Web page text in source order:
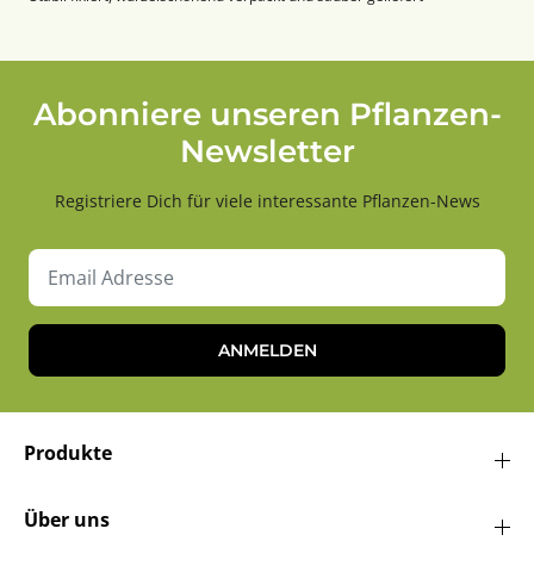
Abonniere unseren Pflanzen-
Newsletter
Registriere Dich für viele interessante Pflanzen-News
ANMELDEN
Produkte
Über uns